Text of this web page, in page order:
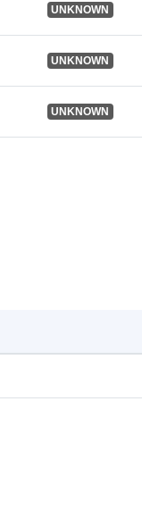
UNKNOWN
UNKNOWN
UNKNOWN